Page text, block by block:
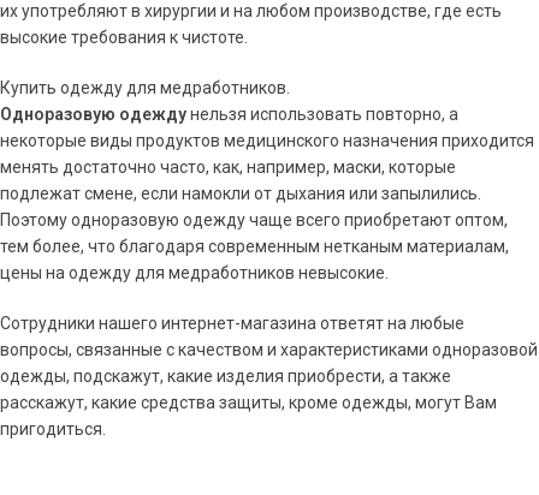
их употребляют в хирургии и на любом производстве, где есть
высокие требования к чистоте.
Купить одежду для медработников.
Одноразовую одеждунельзя использовать повторно, а
некоторые виды продуктов медицинского назначения приходится
менять достаточно часто, как, например, маски, которые
подлежат смене, если намокли от дыхания или запылились.
Поэтому одноразовую одежду чаще всего приобретают оптом,
тем более, что благодаря современным нетканым материалам,
цены на одежду для медработников невысокие.
Сотрудники нашего интернет-магазина ответят на любые
вопросы, связанные с качеством и характеристиками одноразовой
одежды, подскажут, какие изделия приобрести, а также
расскажут, какие средства защиты, кроме одежды, могут Вам
пригодиться.